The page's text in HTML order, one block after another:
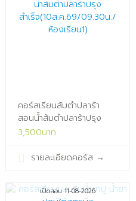
คอร์สเรียนส้มตำปลาร้า
สอนน้ำส้มตำปลาร้าปรุง
สำเร็จ(10ส.ค.69/09.30น./
3,500บาท
รายละเอียดคอร์ส →
เปิดสอน 11-08-2026